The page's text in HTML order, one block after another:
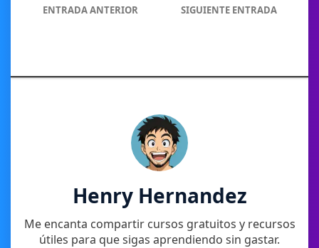
ENTRADA ANTERIOR SIGUIENTE ENTRADA
Henry Hernandez
Me encanta compartir cursos gratuitos y recursos
útiles para que sigas aprendiendo sin gastar.